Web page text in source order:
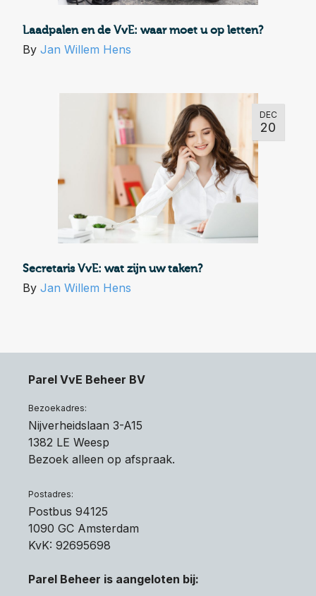
Laadpalen en de VvE: waar moet u op letten?
By Jan Willem Hens
DEC
20
Secretaris VvE: wat zijn uw taken?
By Jan Willem Hens
Parel VvE Beheer BV
Bezoekadres:
Nijverheidslaan 3-A15
1382 LE Weesp
Bezoek alleen op afspraak.
Postadres:
Postbus 94125
1090 GC Amsterdam
KvK: 92695698
Parel Beheer is aangeloten bij: